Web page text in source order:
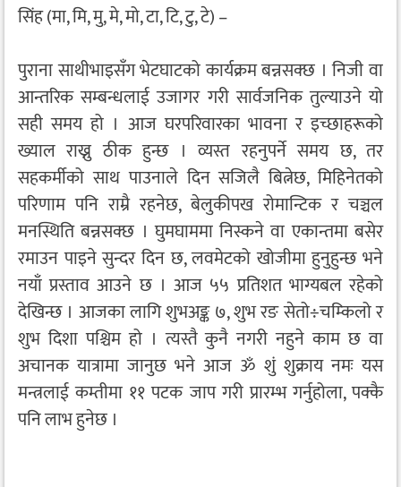
सिंह (मा, मि, मु, मे, मो, टा, टि, टु, टे) –
पुराना साथीभाइसँग भेटघाटको कार्यक्रम बन्नसक्छ । निजी वा
आन्तरिक सम्बन्धलाई उजागर गरी सार्वजनिक तुल्याउने यो
सही समय हो । आज घरपरिवारका भावना र इच्छाहरूको
ख्याल राख्नु ठीक हुन्छ । व्यस्त रहनुपर्ने समय छ, तर
सहकर्मीको साथ पाउनाले दिन सजिलै बित्नेछ, मिहिनेतको
परिणाम पनि राम्रै रहनेछ, बेलुकीपख रोमान्टिक र चञ्चल
मनस्थिति बन्नसक्छ । घुमघाममा निस्कने वा एकान्तमा बसेर
रमाउन पाइने सुन्दर दिन छ, लवमेटको खोजीमा हुनुहुन्छ भने
नयाँ प्रस्ताव आउने छ । आज ५५ प्रतिशत भाग्यबल रहेको
देखिन्छ । आजका लागि शुभअङ्क ७, शुभ रङ सेतो÷चम्किलो र
शुभ दिशा पश्चिम हो । त्यस्तै कुनै नगरी नहुने काम छ वा
अचानक यात्रामा जानुछ भने आज ॐ शुं शुक्राय नमः यस
मन्त्रलाई कम्तीमा ११ पटक जाप गरी प्रारम्भ गर्नुहोला, पक्कै
पनि लाभ हुनेछ ।